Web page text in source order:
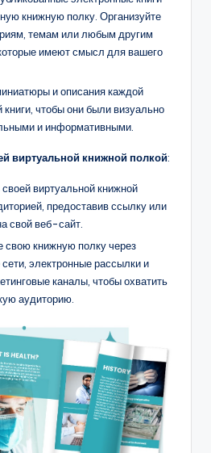
книжную полку. Организуйте
темам или любым другим
имеют смысл для вашего
и описания каждой
книги, чтобы они были визуально
и информативными.
виртуальной книжной полкой:
виртуальной книжной
предоставив ссылку или
свой веб-сайт.
свою книжную полку через
электронные рассылки и
каналы, чтобы охватить
аудиторию.